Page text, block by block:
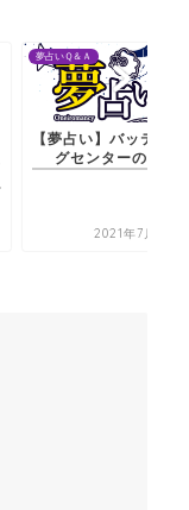
夢占いＱ＆Ａ
【夢占い】バッティン
グセンターの夢
2021年7月22日